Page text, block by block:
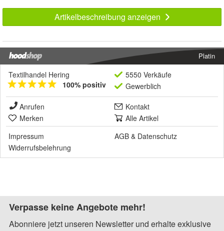
Artikelbeschreibung anzeigen
Platin
Textilhandel Hering
100% positiv
5550 Verkäufe
Gewerblich
Anrufen
Kontakt
Merken
Alle Artikel
Impressum
AGB & Datenschutz
Widerrufsbelehrung
Verpasse keine Angebote mehr!
Abonniere jetzt unseren Newsletter und erhalte exklusive